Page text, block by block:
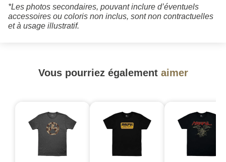
*Les photos secondaires, pouvant inclure d’éventuels
accessoires ou coloris non inclus, sont non contractuelles
et à usage illustratif.
Vous pourriez également aimer